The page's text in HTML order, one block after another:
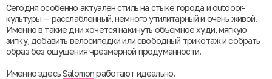
Сегодня особенно актуален стиль на стыке города и outdoor-
культуры — расслабленный, немного утилитарный и очень живой.
Именно в такие дни хочется накинуть объемное худи, мягкую
зипку, добавить велосипедки или свободный трикотаж и собрать
образ без ощущения чрезмерной продуманности.
Именно здесьSalomonработают идеально.